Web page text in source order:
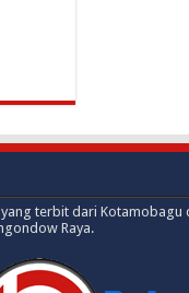
terbit dari
Raya.